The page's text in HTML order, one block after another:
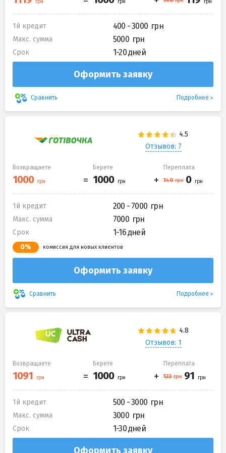
1й кредит 400 - 3000
Макс. сумма 5000
Срок 1-20 дней
Оформить заявку
Сравнить Подробнее
Отзывов: 7
Возвращаете Берете Переплата
1й кредит 200 - 7000
Макс. сумма 7000
Срок 1-16 дней
0% комиссия для новых клиентов
Оформить заявку
Сравнить Подробнее
Отзывов: 1
Возвращаете Берете Переплата
1й кредит 500 - 3000
Макс. сумма 3000
Срок 1-30 дней
Оформить заявку